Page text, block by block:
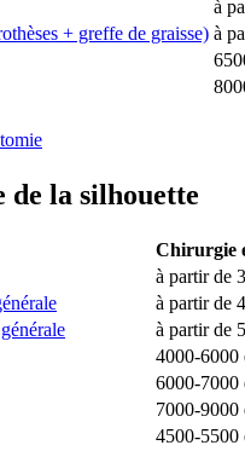
à
+ greffe de graisse) à
la silhouette
Chirurgie
à partir de
à partir de
à partir de
4000-6000
6000-7000
7000-9000
4500-5500